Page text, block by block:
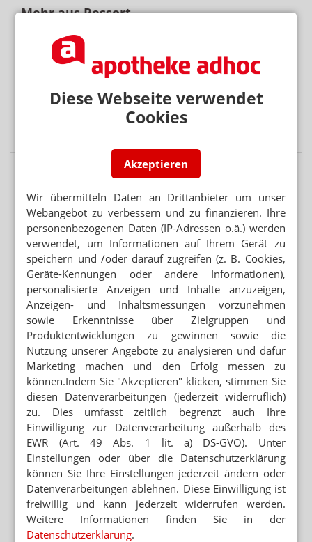
Diese Webseite verwendet
Cookies
Akzeptieren
Wir übermitteln Daten an Drittanbieter um unser
Webangebot zu verbessern und zu finanzieren. Ihre
personenbezogenen Daten (IP-Adressen o.ä.) werden
verwendet, um Informationen auf Ihrem Gerät zu
speichern und /oder darauf zugreifen (z. B. Cookies,
Geräte-Kennungen oder andere Informationen),
personalisierte Anzeigen und Inhalte anzuzeigen,
Anzeigen- und Inhaltsmessungen vorzunehmen
sowie Erkenntnisse über Zielgruppen und
Produktentwicklungen zu gewinnen sowie die
Nutzung unserer Angebote zu analysieren und dafür
Marketing machen und den Erfolg messen zu
können.Indem Sie "Akzeptieren" klicken, stimmen Sie
diesen Datenverarbeitungen (jederzeit widerruflich)
zu. Dies umfasst zeitlich begrenzt auch Ihre
Einwilligung zur Datenverarbeitung außerhalb des
EWR (Art. 49 Abs. 1 lit. a) DS-GVO). Unter
Einstellungen oder über die Datenschutzerklärung
können Sie Ihre Einstellungen jederzeit ändern oder
Datenverarbeitungen ablehnen. Diese Einwilligung ist
freiwillig und kann jederzeit widerrufen werden.
Weitere Informationen finden Sie in der
Datenschutzerklärung.
Mehr aus Ressort
Corona: Sommerwelle ist da
„PANDEMIE DER UNGEIMPFTEN“
Ab August: Neuer Covid-Impfstoff verfügbar